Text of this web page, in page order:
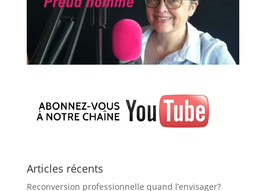
Articles récents
Reconversion professionnelle quand l’envisager?